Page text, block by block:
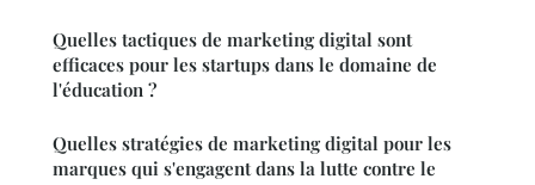
Quelles tactiques de marketing digital sont
efficaces pour les startups dans le domaine de
l'éducation ?
Quelles stratégies de marketing digital pour les
marques qui s'engagent dans la lutte contre le